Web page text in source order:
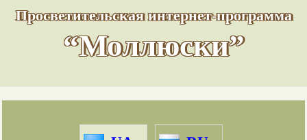
Просветительская интернет-программа
“Моллюски”